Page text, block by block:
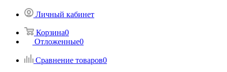
Личный кабинет
Корзина0
Отложенные0
Сравнение товаров0